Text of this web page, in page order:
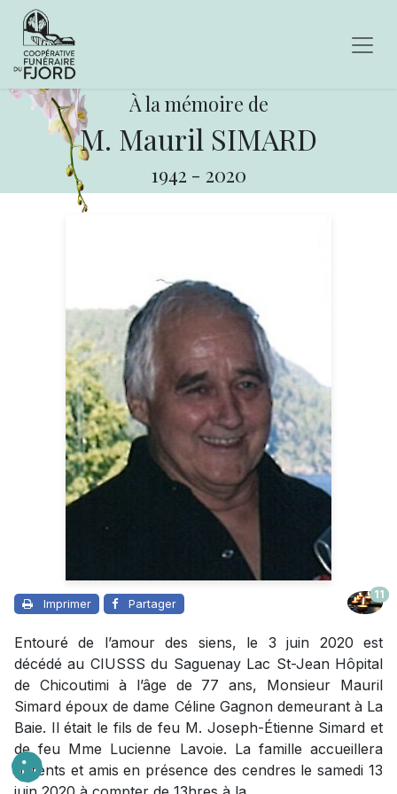
À la mémoire de
M. Mauril SIMARD
1942 - 2020
Imprimer Partager
11
Entouré de l’amour des siens, le 3 juin 2020 est
décédé au CIUSSS du Saguenay Lac St-Jean Hôpital
de Chicoutimi à l’âge de 77 ans, Monsieur Mauril
Simard époux de dame Céline Gagnon demeurant à La
Baie. Il était le fils de feu M. Joseph-Étienne Simard et
de feu Mme Lucienne Lavoie. La famille accueillera
parents et amis en présence des cendres le samedi 13